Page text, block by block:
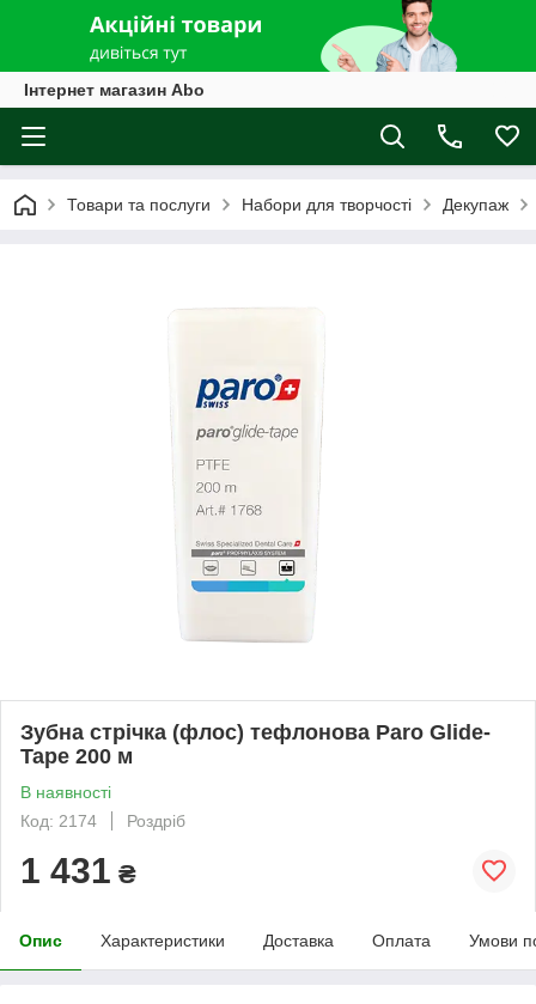
Інтернет магазин Abo
Товари та послуги Набори для творчості Декупаж
Зубна стрічка (флос) тефлонова Paro Glide-
Tape 200 м
В наявності
Код: 2174
Роздріб
1 431 ₴
Опис Характеристики Доставка Оплата Умови